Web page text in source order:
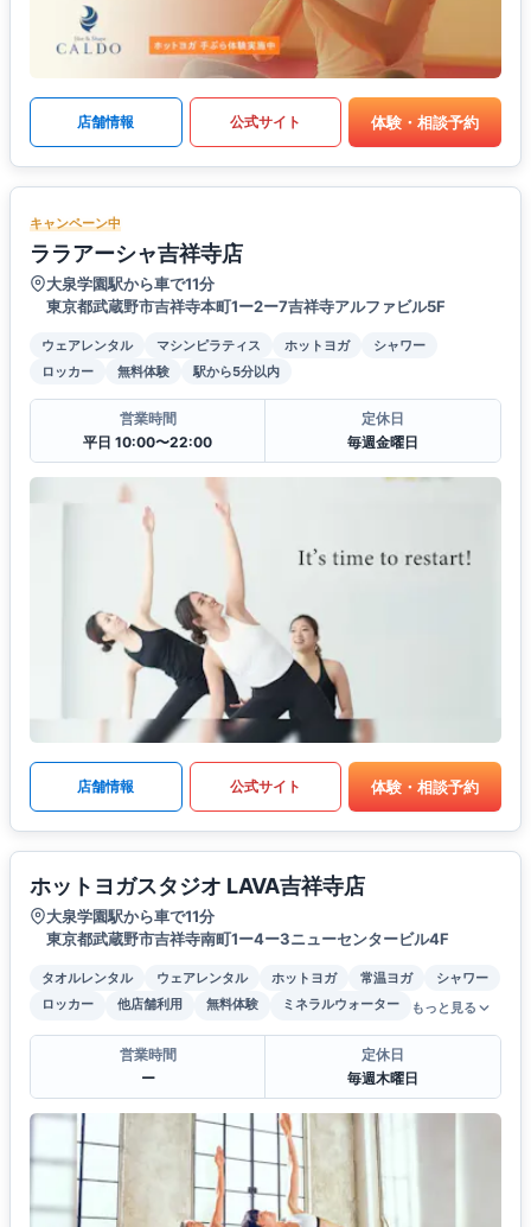
店舗情報 公式サイト 体験・相談予約
キャンペーン中
ララアーシャ吉祥寺店
大泉学園駅から車で11分
東京都武蔵野市吉祥寺本町1ー2ー7吉祥寺アルファビル5F
ウェアレンタル マシンピラティス ホットヨガ
シャワー
ロッカー
無料体験 駅から5分以内
営業時間
平日 10:00〜22:00
定休日
毎週金曜日
店舗情報 公式サイト 体験・相談予約
ホットヨガスタジオ LAVA吉祥寺店
大泉学園駅から車で11分
東京都武蔵野市吉祥寺南町1ー4ー3ニューセンタービル4F
タオルレンタル ウェアレンタル ホットヨガ 常温ヨガ
シャワー
ロッカー
他店舗利用 無料体験 ミネラルウォーター もっと見る
営業時間
ー
定休日
毎週木曜日